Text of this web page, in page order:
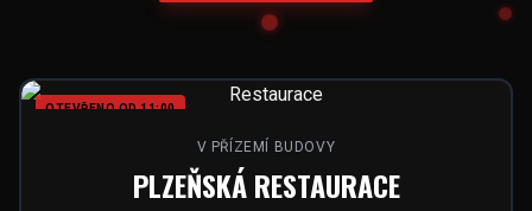
OTEVŘENO OD 11:00
V PŘÍZEMÍ BUDOVY
PLZEŇSKÁ RESTAURACE